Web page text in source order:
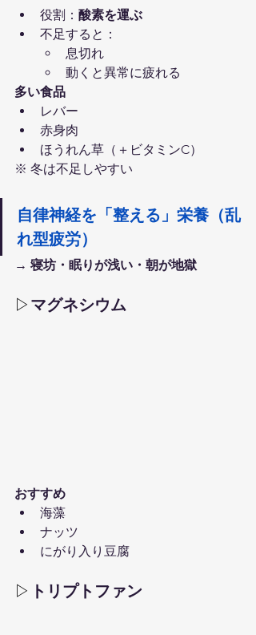
役割： 酸素を運ぶ
不足すると：
息切れ
動くと異常に疲れる
多い食品
レバー
赤身肉
ほうれん草（＋ビタミンC）
※ 冬は不足しやすい
自律神経を「整える」栄養（乱
れ型疲労）
→ 寝坊・眠りが浅い・朝が地獄
▷ マグネシウム
おすすめ
海藻
ナッツ
にがり入り豆腐
▷ トリプトファン